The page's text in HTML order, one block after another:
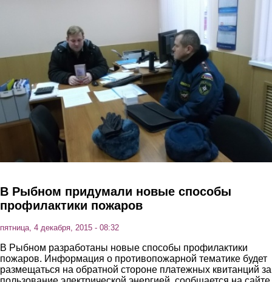
В Рыбном придумали новые способы
профилактики пожаров
пятница, 4 декабря, 2015 - 08:32
В Рыбном разработаны новые способы профилактики
пожаров. Информация о противопожарной тематике будет
размещаться на обратной стороне платежных квитанций за